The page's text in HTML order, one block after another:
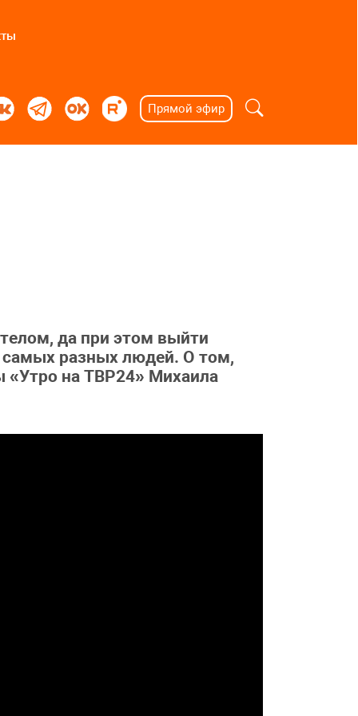
Прямой эфир
да при этом выйти
самых разных людей. О том,
на ТВР24» Михаила